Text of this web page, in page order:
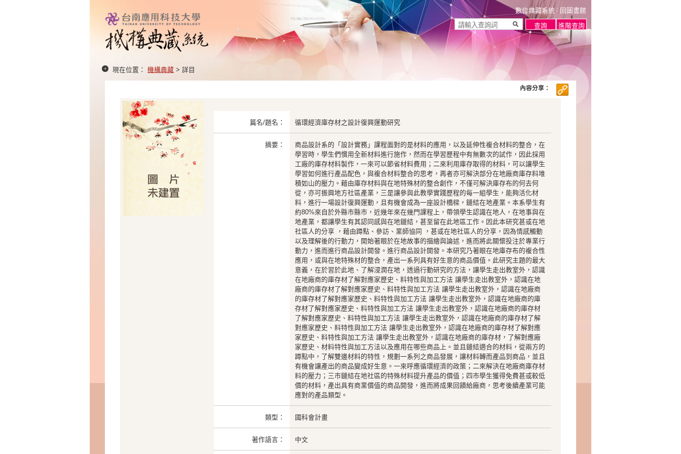
數位典藏系統 回圖書館
現在位置： 機構典藏 > 詳目
篇名/題名： 循環經濟庫存材之設計復興運動研究
摘要：
商品設計系的「設計實務」課程面對的是材料的應用，以及延伸性複合材料的整合，在
學習時，學生們慣用全新材料進行施作，然而在學習歷程中有無數次的試作，因此採用
工廠的庫存材料製作，一來可以節省材料費用；二來利用庫存取得的材料，可以讓學生
學習如何進行產品配色，與複合材料整合的思考，再者亦可解決部分在地廠商庫存料堆
積如山的壓力。藉由庫存材料與在地特殊材的整合創作，不僅可解決庫存布的何去何
從，亦可振興地方社區產業，三是讓參與此教學實踐歷程的每一組學生，能夠活化材
料，進行一場設計復興運動，且有機會成為一座設計橋樑，鏈結在地產業。本系學生有
約80%來自於外縣市縣市，近幾年來在幾門課程上，帶領學生認識在地人，在地事與在
地產業，都讓學生有其認同感與在地鏈結，甚至留在此地區工作。因此本研究甚或在地
社區人的分享 ，藉由蹲點、參訪、業師協同 ，甚或在地社區人的分享，因為情感觸動
以及理解後的行動力，開始著眼於在地故事的描繪與論述，進而將此關懷投注於專業行
動力，進而進行商品設計開發。進行商品設計開發。本研究乃著眼在地庫存布的複合性
應用，或與在地特殊材的整合，產出一系列具有好生意的商品價值。此研究主題的最大
意義，在於習於此地、了解浸潤在地，透過行動研究的方法，讓學生走出教室外，認識
在地廠商的庫存材了解對應家歷史、料特性與加工方法 讓學生走出教室外，認識在地
廠商的庫存材了解對應家歷史、料特性與加工方法 讓學生走出教室外，認識在地廠商
的庫存材了解對應家歷史、料特性與加工方法 讓學生走出教室外，認識在地廠商的庫
存材了解對應家歷史、料特性與加工方法 讓學生走出教室外，認識在地廠商的庫存材
了解對應家歷史、料特性與加工方法 讓學生走出教室外，認識在地廠商的庫存材了解
對應家歷史、料特性與加工方法 讓學生走出教室外，認識在地廠商的庫存材了解對應
家歷史、料特性與加工方法 讓學生走出教室外，認識在地廠商的庫存材，了解對應廠
家歷史、材料特性與加工方法以及應用在哪些商品上。並且鏈結適合的材料，從兩方的
蹲點中，了解雙邊材料的特性，規劃一系列之商品發展，讓材料轉而產品到商品，並且
有機會讓產出的商品變成好生意。一來呼應循環經濟的政策；二來解決在地廠商庫存材
料的壓力；三市鏈結在地社區的特殊材料提升產品的價值；四市學生獲得免費甚或較低
價的材料，產出具有商業價值的商品開發，進而將成果回饋給廠商，思考後續產業可能
應對的產品類型。
類型： 國科會計畫
著作語言： 中文
內容分享：